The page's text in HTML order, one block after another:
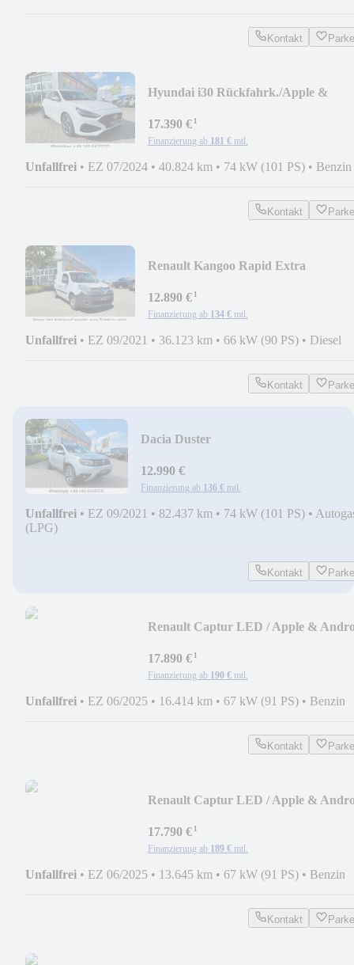
Kontakt
Hyundai i30 Rückfahrk./Apple &
17.390 €¹
Finanzierung ab 181 € mtl.
Unfallfrei • EZ 07/2024 • 40.824 km • 74 kW (101 PS) • Benzin
Kontakt
Renault Kangoo Rapid Extra
12.890 €¹
Finanzierung ab 134 € mtl.
Unfallfrei • EZ 09/2021 • 36.123 km • 66 kW (90 PS) • Diesel
Kontakt
Dacia Duster
12.990 €
Finanzierung ab 136 € mtl.
Unfallfrei • EZ 09/2021 • 82.437 km • 74 kW (101 PS) •
(LPG)
Kontakt
Renault Captur LED / Apple &
17.890 €¹
Finanzierung ab 190 € mtl.
Unfallfrei • EZ 06/2025 • 16.414 km • 67 kW (91 PS) • Benzin
Kontakt
Renault Captur LED / Apple &
17.790 €¹
Finanzierung ab 189 € mtl.
Unfallfrei • EZ 06/2025 • 13.645 km • 67 kW (91 PS) • Benzin
Kontakt